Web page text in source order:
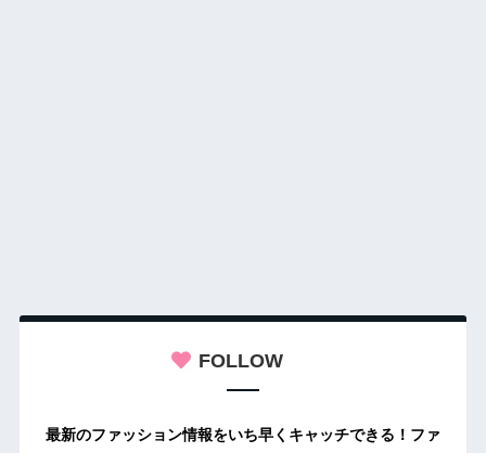
FOLLOW
最新のファッション情報をいち早くキャッチできる！ファ